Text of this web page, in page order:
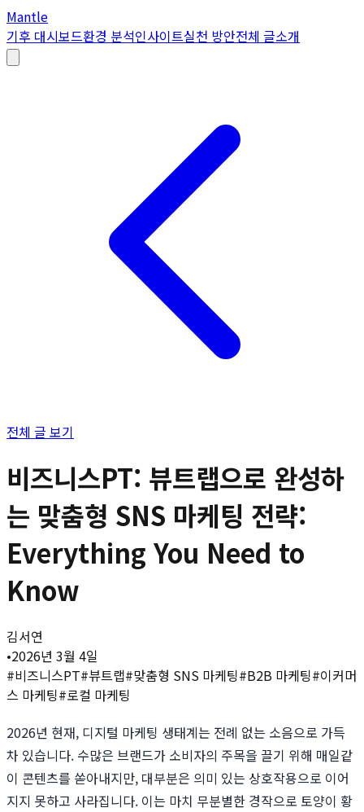
Mantle
기후 대시보드환경 분석인사이트실천 방안전체 글소개
전체 글 보기
비즈니스PT: 뷰트랩으로 완성하
는 맞춤형 SNS 마케팅 전략:
Everything You Need to
Know
김서연
•2026년 3월 4일
#비즈니스PT#뷰트랩#맞춤형 SNS 마케팅#B2B 마케팅#이커머
스 마케팅#로컬 마케팅
2026년 현재, 디지털 마케팅 생태계는 전례 없는 소음으로 가득
차 있습니다. 수많은 브랜드가 소비자의 주목을 끌기 위해 매일같
이 콘텐츠를 쏟아내지만, 대부분은 의미 있는 상호작용으로 이어
지지 못하고 사라집니다. 이는 마치 무분별한 경작으로 토양이 황